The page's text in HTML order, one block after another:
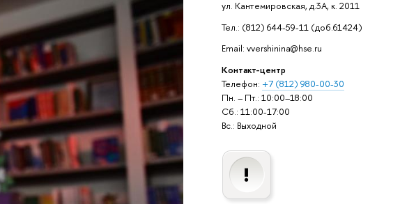
ул. Кантемировская, д.3А, к. 2011
Тел.: (812) 644-59-11 (доб.61424)
Email: vvershinina@hse.ru
Контакт-центр
Телефон: +7 (812) 980-00-30
Пн. – Пт.: 10:00–18:00
Сб.: 11:00-17:00
Вс.: Выходной